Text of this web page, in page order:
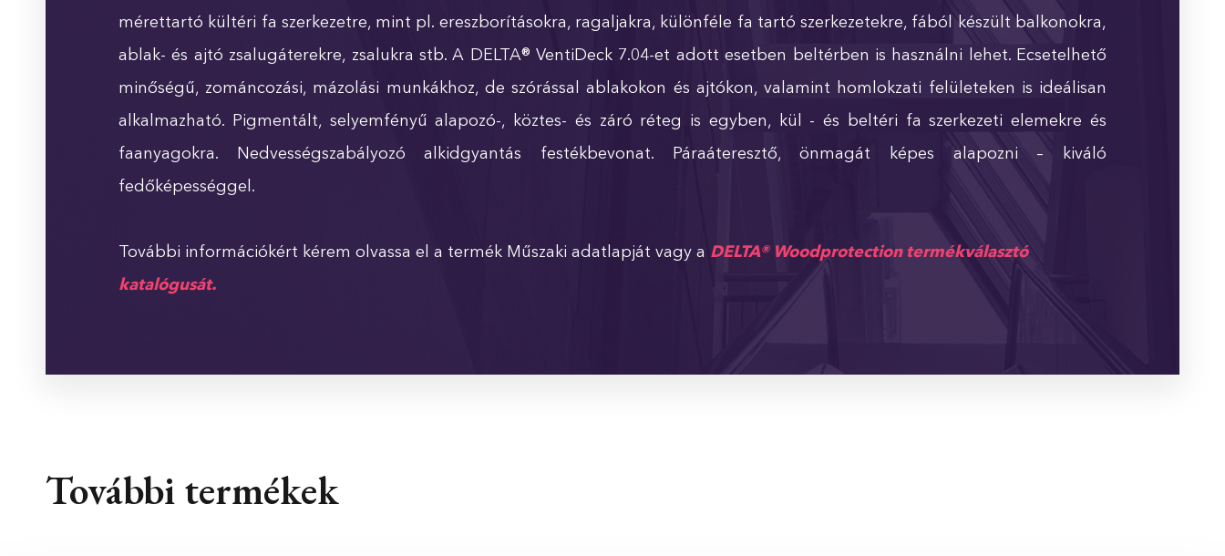
mérettartó kültéri fa szerkezetre, mint pl. ereszborításokra, ragaljakra, különféle fa tartó szerkezetekre, fából készült balkonokra,
ablak- és ajtó zsalugáterekre, zsalukra stb. A DELTA® VentiDeck 7.04-et adott esetben beltérben is használni lehet. Ecsetelhető
minőségű, zománcozási, mázolási munkákhoz, de szórással ablakokon és ajtókon, valamint homlokzati felületeken is ideálisan
alkalmazható. Pigmentált, selyemfényű alapozó-, köztes- és záró réteg is egyben, kül - és beltéri fa szerkezeti elemekre és
faanyagokra. Nedvességszabályozó alkidgyantás festékbevonat. Páraáteresztő, önmagát képes alapozni – kiváló
fedőképességgel.
További információkért kérem olvassa el a termék Műszaki adatlapját vagy a DELTA® Woodprotection termékválasztó
katalógusát.
További termékek